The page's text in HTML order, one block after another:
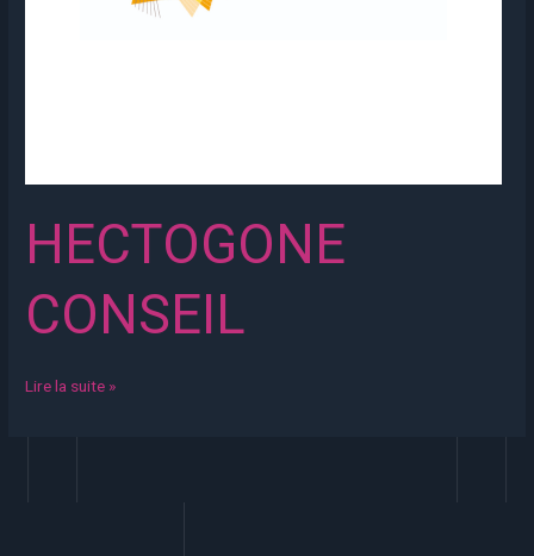
HECTOGONE
CONSEIL
Lire la suite »